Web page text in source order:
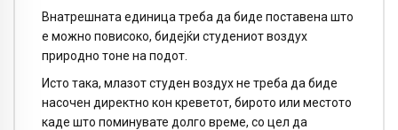
Внатрешната единица треба да биде поставена што
е можно повисоко, бидејќи студениот воздух
природно тоне на подот.
Исто така, млазот студен воздух не треба да биде
насочен директно кон креветот, бирото или местото
каде што поминувате долго време, со цел да